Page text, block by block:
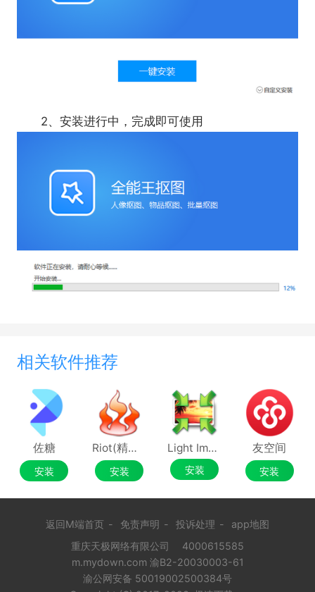
2、安装进行中，完成即可使用
相关软件推荐
佐糖
安装
Riot(精准优化图像大小)
安装
Light Image Resizer
安装
友空间
安装
返回M端首页 - 免责声明 - 投诉处理 -
app地图
重庆天极网络有限公司
4000615585
m.mydown.com 渝B2-20030003-61
渝公网安备 50019002500384号